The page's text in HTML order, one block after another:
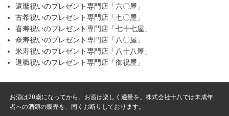
還暦祝いのプレゼント専門店「六〇屋」
古希祝いのプレゼント専門店「七〇屋」
喜寿祝いのプレゼント専門店「七十七屋」
傘寿祝いのプレゼント専門店「八〇屋」
米寿祝いのプレゼント専門店「八十八屋」
退職祝いのプレゼント専門店「御祝屋」
お酒は20歳になってから。お酒は楽しく適量を。株式会社十八では未成年
者への酒類の販売を、固くお断りしております。